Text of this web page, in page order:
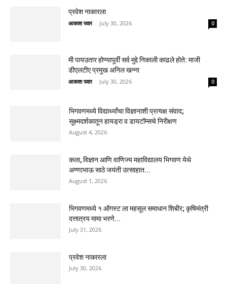
प्रवेश नाकारला
आकाश पवार - July 30, 2026 0
मी पायउतार होण्यापूर्वी सर्व मुद्दे निकाली काढले होते: माजी
डीएलटीए प्रमुख अनिल खन्ना
आकाश पवार - July 30, 2026 0
भिगवणमध्ये विद्यार्थ्यांचा विज्ञानाशी प्रत्यक्ष संवाद;
सूक्ष्मदर्शकातून हायड्रा व डायटॉम्सचे निरीक्षण
August 4, 2026
कला, विज्ञान आणि वाणिज्य महाविद्यालय भिगवण येथे
अण्णाभाऊ साठे जयंती उत्साहात...
August 1, 2026
भिगवणमध्ये १ ऑगस्ट ला महसूल समाधान शिबीर; कृषिमंत्री
दत्तात्रय मामा भरणे...
July 31, 2026
प्रवेश नाकारला
July 30, 2026